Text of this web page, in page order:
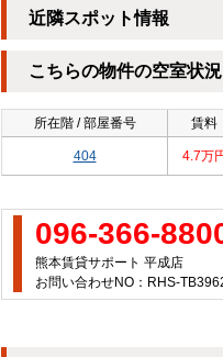
近隣スポット情報
こちらの物件の空室状況
所在階 / 部屋番号 賃料
404 4.7万
096-366-
熊本賃貸サポート 平成店
お問い合わせNO：RHS-